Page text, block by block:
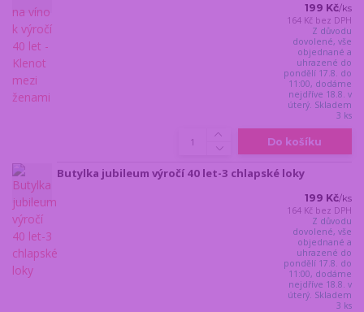
199 Kč/ks
164 Kč bez DPH
Z důvodu
dovolené, vše
objednané a
uhrazené do
pondělí 17.8. do
11:00, dodáme
nejdříve 18.8. v
úterý. Skladem
3 ks
Do košíku
Butylka jubileum výročí 40 let-3 chlapské loky
199 Kč/ks
164 Kč bez DPH
Z důvodu
dovolené, vše
objednané a
uhrazené do
pondělí 17.8. do
11:00, dodáme
nejdříve 18.8. v
úterý. Skladem
3 ks